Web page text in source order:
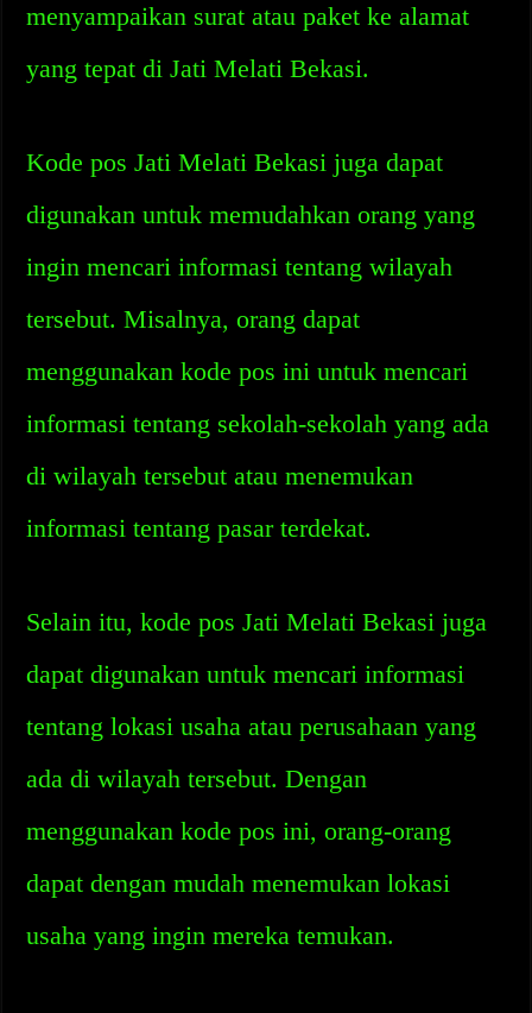
menyampaikan surat atau paket ke alamat
yang tepat di Jati Melati Bekasi.
Kode pos Jati Melati Bekasi juga dapat
digunakan untuk memudahkan orang yang
ingin mencari informasi tentang wilayah
tersebut. Misalnya, orang dapat
menggunakan kode pos ini untuk mencari
informasi tentang sekolah-sekolah yang ada
di wilayah tersebut atau menemukan
informasi tentang pasar terdekat.
Selain itu, kode pos Jati Melati Bekasi juga
dapat digunakan untuk mencari informasi
tentang lokasi usaha atau perusahaan yang
ada di wilayah tersebut. Dengan
menggunakan kode pos ini, orang-orang
dapat dengan mudah menemukan lokasi
usaha yang ingin mereka temukan.